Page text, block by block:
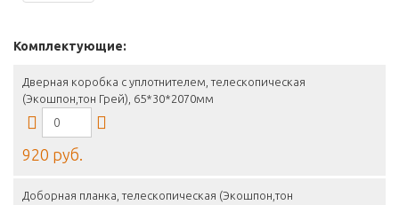
Комплектующие:
Дверная коробка с уплотнителем, телескопическая
(Экошпон,тон Грей), 65*30*2070мм
920 руб.
Доборная планка, телескопическая (Экошпон,тон